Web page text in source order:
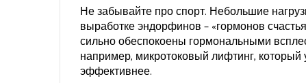
Не забывайте про спорт. Небольшие
выработке эндорфинов – «гормонов
сильно обеспокоены гормональными
например, микротоковый лифтинг,
эффективнее.